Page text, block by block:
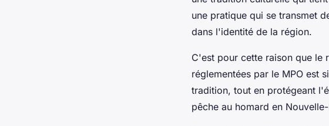
une pratique qui se transmet
dans l'identité de la région.
C'est pour cette raison que le
réglementées par le MPO est
tradition, tout en protégeant
pêche au homard en